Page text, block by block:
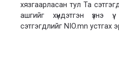
хязгаарласан тул Та
ашгийг хүндэтгэн үзнэ
сэтгэгдлийг NIO.mn устгах